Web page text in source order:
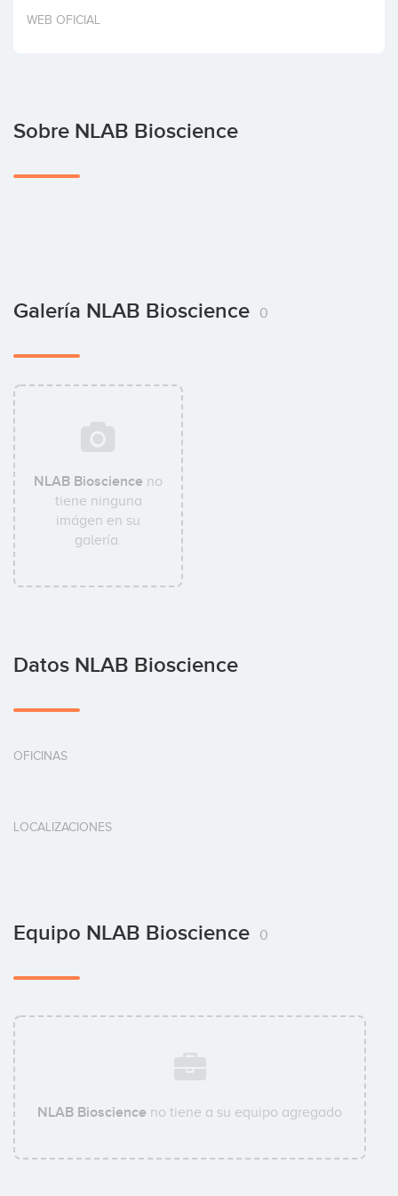
Invertir
WEB OFICIAL
Sobre NLAB Bioscience
Galería NLAB Bioscience 0
NLAB Bioscience no
tiene ninguna
imágen en su
galería.
Datos NLAB Bioscience
OFICINAS
LOCALIZACIONES
Equipo NLAB Bioscience 0
NLAB Bioscience no tiene a su equipo agregado